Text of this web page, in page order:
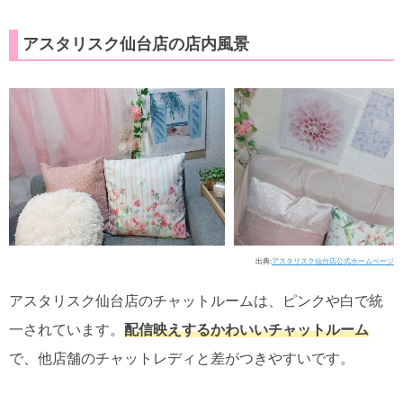
アスタリスク仙台店の店内風景
出典:アスタリスク仙台店公式ホームページ
アスタリスク仙台店のチャットルームは、ピンクや白で統
一されています。 配信映えするかわいいチャットルーム
で、他店舗のチャットレディと差がつきやすいです。